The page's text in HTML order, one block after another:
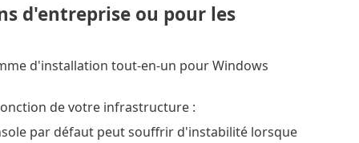
d'entreprise ou pour les
d'installation tout-en-un pour Windows
de votre infrastructure :
par défaut peut souffrir d'instabilité lorsque